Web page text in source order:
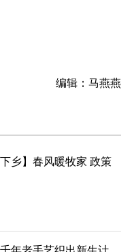
编辑：马燕燕
下乡】春风暖牧家 政策